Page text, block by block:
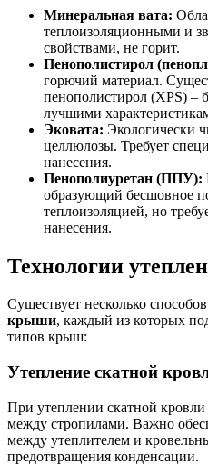
Минеральная вата:
теплоизоляционными и
свойствами, не горит.
Пенополистирол
горючий материал.
пенополистирол (XPS) –
лучшими
Эковата: Экологически
целлюлозы. Требует
нанесения.
Пенополиуретан (ППУ):
образующий бесшовное
теплоизоляцией, но
нанесения.
Технологии
Существует несколько способов
крыши, каждый из которых
типов крыш:
Утепление скатной
При утеплении скатной кровли
между стропилами. Важно
между утеплителем и
предотвращения конденсации.